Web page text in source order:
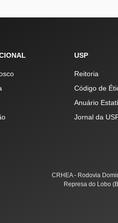
USP
Reitoria
Código de
Anuário
Jornal da
CRHEA - Rodovia
Represa do Lobo